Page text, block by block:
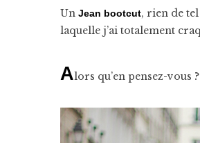
Un Jean bootcut, rien de
laquelle j’ai totalement
Alors qu’en pensez-vous